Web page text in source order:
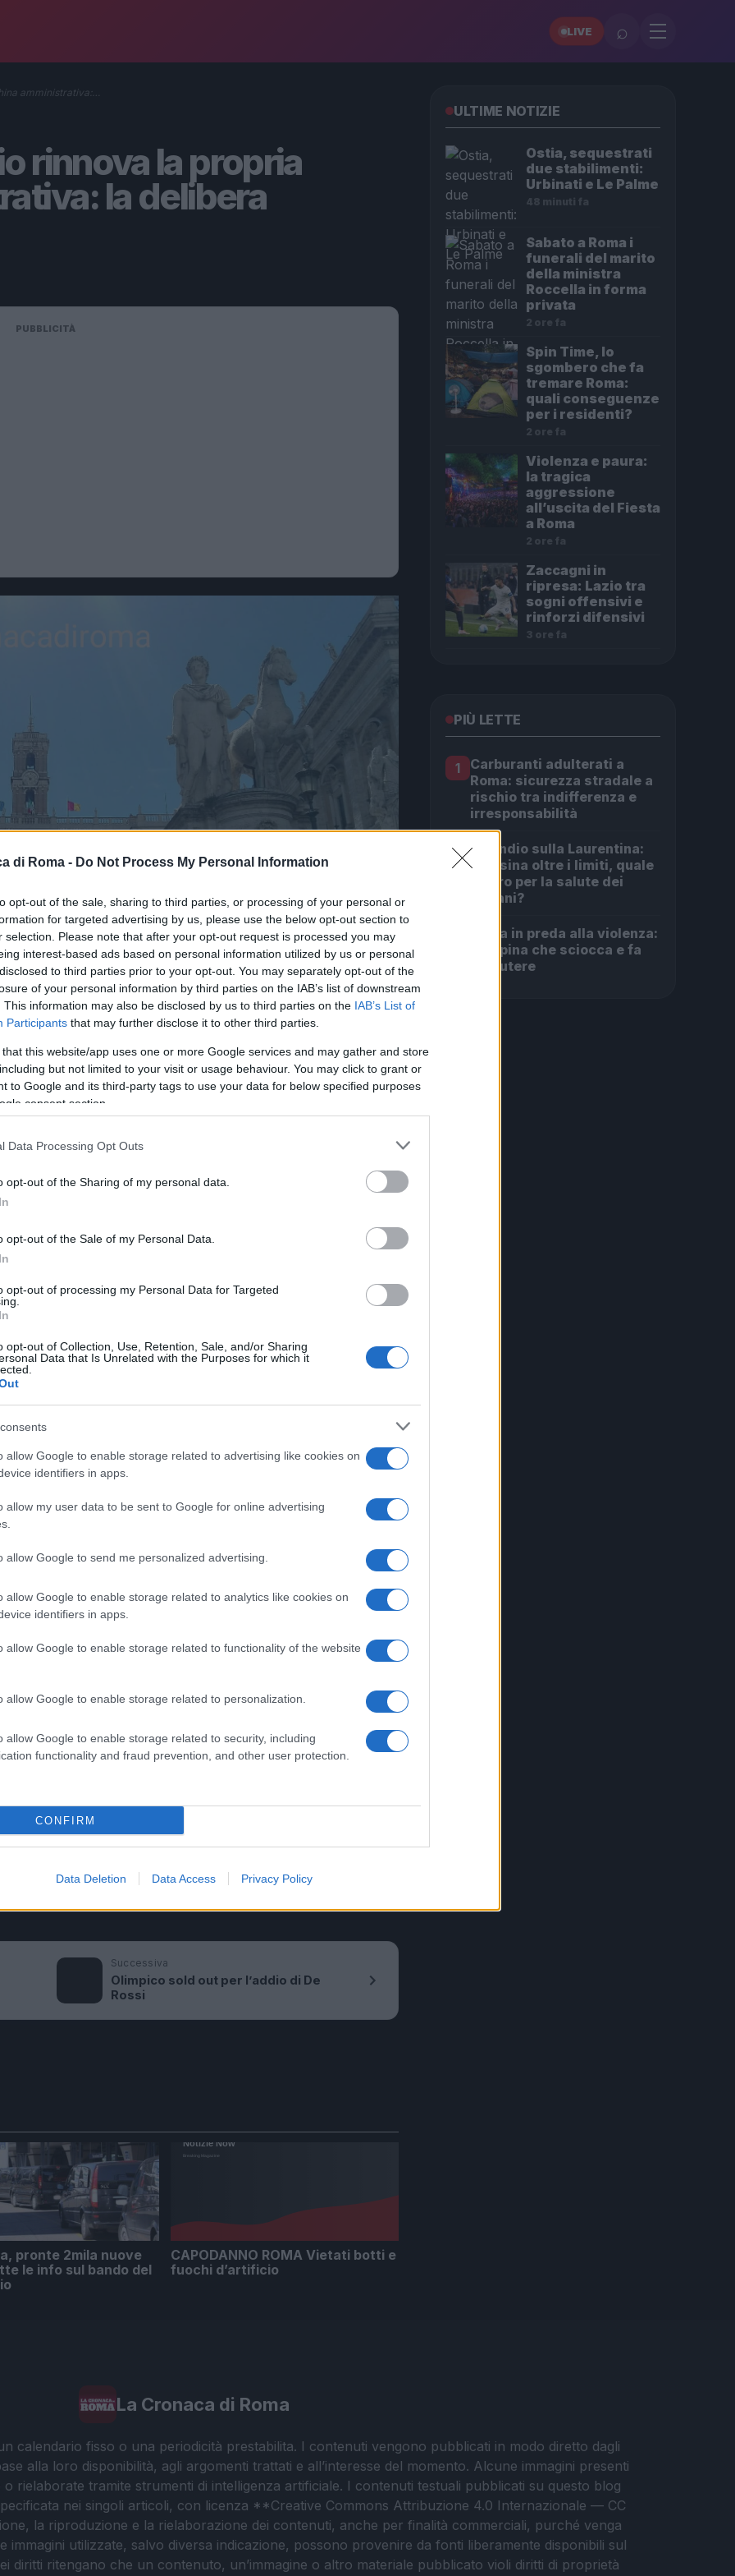
di Roma - Do Not Process My Personal Information
opt-out of the sale, sharing to third parties, or processing of your personal or
for targeted advertising by us, please use the below opt-out section to
selection. Please note that after your opt-out request is processed you may
interest-based ads based on personal information utilized by us or personal
to third parties prior to your opt-out. You may separately opt-out of the
of your personal information by third parties on the IAB’s list of downstream
This information may also be disclosed by us to third parties on the IAB’s List of
Participants that may further disclose it to other third parties.
that this website/app uses one or more Google services and may gather and store
but not limited to your visit or usage behaviour. You may click to grant or
to Google and its third-party tags to use your data for below specified purposes
consent section.
Data Processing Opt Outs
opt-out of the Sharing of my personal data.
opt-out of the Sale of my Personal Data.
opt-out of processing my Personal Data for Targeted
opt-out of Collection, Use, Retention, Sale, and/or Sharing
Data that Is Unrelated with the Purposes for which it
allow Google to enable storage related to advertising like cookies on
identifiers in apps.
allow my user data to be sent to Google for online advertising
allow Google to send me personalized advertising.
allow Google to enable storage related to analytics like cookies on
identifiers in apps.
allow Google to enable storage related to functionality of the website
allow Google to enable storage related to personalization.
allow Google to enable storage related to security, including
functionality and fraud prevention, and other user protection.
CONFIRM
Data Deletion Data Access Privacy Policy
LIVE ⌕
amministrativa:…
rinnova la propria
la delibera
PUBBLICITÀ
amministrativa: tutte le novità.
amministrativa.
dell’organizzazione e dell’erogazione
Giunta capitolina, si introducono quindi posizioni
come una sorta di
e procedure di istituzione.
grado di autonomia gestionale nelle attività che
specialistica. Istituite da un apposito
sono modulate sulla base di
caratterizzate da una componente fissa e da una
Ncc a Roma, pronte 2mila nuove
licenze: tutte le info sul bando
coordinamento pedagogico cittadino
. Istituito
di assicurare elaborazione, gestione e monitoraggio
per le scuole dell’infanzia di Roma Capitale.
municipali per il coordinamento dei servizi sul
esclusivamente da
a tempo pieno presso Roma Capitale da almeno
nei ruoli della Pubblica Amministrazione. Nelle intenzini
a rotazione, in modo da favorire la valorizzazione e la
fenomeni corruttivi.
Santis, queste nuove figure consentiranno una migliore
garantendo un impatto positivo a beneficio di
efficiente i fabbisogni dell’ente determina infatti un
e quantitativi.
Successiva
Olimpico sold out per l’addio di De
Rossi
pronte 2mila nuove
le info sul bando del
CAPODANNO ROMA Vietati botti e
fuochi d’artificio
ULTIME NOTIZIE
Ostia, sequestrati
due stabilimenti:
Urbinati e Le Palme
48 minuti fa
Sabato a Roma i
funerali del marito
della ministra
Roccella in forma
privata
2 ore fa
Spin Time, lo
sgombero che fa
tremare Roma:
quali conseguenze
per i residenti?
2 ore fa
Violenza e paura:
la tragica
aggressione
all’uscita del Fiesta
a Roma
2 ore fa
Zaccagni in
ripresa: Lazio tra
sogni offensivi e
rinforzi difensivi
3 ore fa
PIÙ LETTE
1
Carburanti adulterati a
Roma: sicurezza stradale a
rischio tra indifferenza e
irresponsabilità
2 Incendio sulla Laurentina:
diossina oltre i limiti, quale
futuro per la salute dei
romani?
Roma in preda alla violenza:
la rapina che sciocca e fa
discutere
La Cronaca di Roma
calendario fisso o una periodicità prestabilita. I contenuti vengono pubblicati in modo diretto dagli
alla loro disponibilità, agli argomenti trattati e all’interesse del momento. Alcune immagini presenti
rielaborate tramite strumenti di intelligenza artificiale. I contenuti testuali pubblicati su questo blog
nei singoli articoli, con licenza **Creative Commons Attribuzione 4.0 Internazionale — CC
la riproduzione e la rielaborazione dei contenuti, anche per finalità commerciali, purché venga
immagini utilizzate, salvo diversa indicazione, possono provenire da fonti liberamente disponibili sul
diritti ritengano che un contenuto, un’immagine o altro materiale pubblicato violi diritti di proprietà